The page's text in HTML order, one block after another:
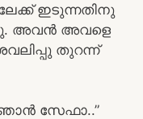
ഇടുന്നതിനു
അവൻ അവളെ
തുറന്ന്
ഞാൻ സേഫാ..”